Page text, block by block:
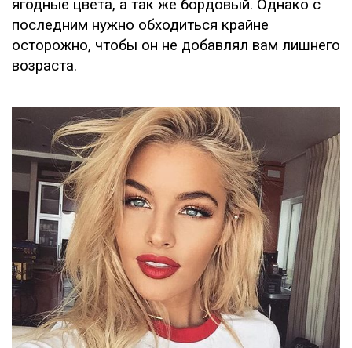
ягодные цвета, а так же бордовый. Однако с
последним нужно обходиться крайне
осторожно, чтобы он не добавлял вам лишнего
возраста.